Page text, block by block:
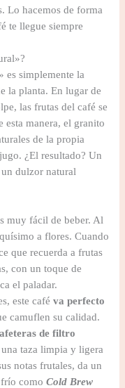
Lo hacemos de forma
te llegue siempre
es simplemente la
la planta. En lugar de
las frutas del café se
esta manera, el granito
de la propia
¿El resultado? Un
dulzor natural
muy fácil de beber. Al
a flores. Cuando
que recuerda a frutas
con un toque de
el paladar.
este caféva perfecto
camuflen su calidad.
de filtro
taza limpia y ligera
notas frutales, da un
frío comoCold Brew